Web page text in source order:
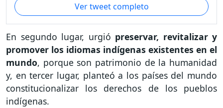
Ver tweet completo
En segundo lugar, urgió preservar, revitalizar y
promover los idiomas indígenas existentes en el
mundo, porque son patrimonio de la humanidad
y, en tercer lugar, planteó a los países del mundo
constitucionalizar los derechos de los pueblos
indígenas.